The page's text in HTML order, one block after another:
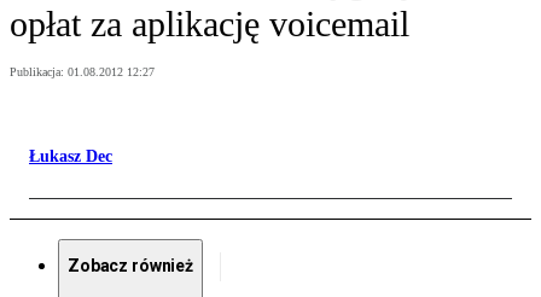
opłat za aplikację voicemail
Publikacja: 01.08.2012 12:27
Łukasz Dec
Zobacz również